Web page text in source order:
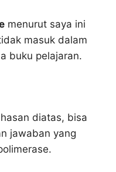
menurut saya ini
masuk dalam
buku pelajaran.
diatas, bisa
jawaban yang